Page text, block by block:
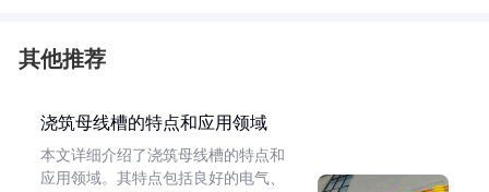
其他推荐
浇筑母线槽的特点和应用领域
本文详细介绍了浇筑母线槽的特点和
应用领域。其特点包括良好的电气、